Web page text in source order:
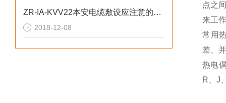
ZR-IA-KVV22本安电缆敷设应注意的问题
2018-12-08
点之
来工
常用
差、
热电
R、J